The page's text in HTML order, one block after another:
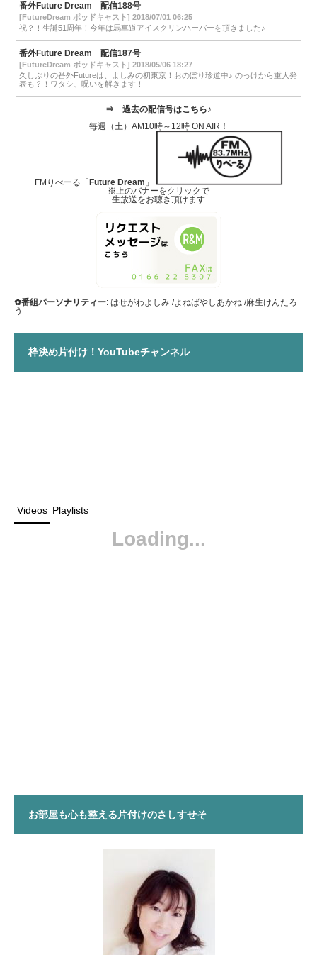
番外Future Dream 配信188号
[FutureDream ポッドキャスト] 2018/07/01 06:25
祝？！生誕51周年！今年は馬車道アイスクリンハーバーを頂きました♪
番外Future Dream 配信187号
[FutureDream ポッドキャスト] 2018/05/06 18:27
久しぶりの番外Futureは、よしみの初東京！おのぼり珍道中♪ のっけから重大発
表も？！ワタシ、呪いを解きます！
⇒ 過去の配信号はこちら♪
毎週（土）AM10時～12時 ON AIR！
FMりべーる「 Future Dream 」
※上のバナーをクリックで
生放送をお聴き頂けます
✿番組パーソナリティー: はせがわよしみ /よねばやしあかね /麻生けんたろ
う
枠決め片付け！YouTubeチャンネル
Videos Playlists
お部屋も心も整える片付けのさしすせそ